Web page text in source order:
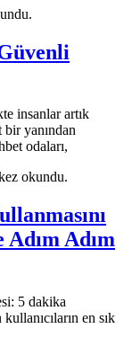
insanlar artık
bir yanından
odaları,
okundu.
Adım
5 dakika
en sık